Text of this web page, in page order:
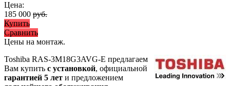
Цена:
185 000 руб.
Купить
Сравнить
Цены на монтаж.
Toshiba RAS-3M18G3AVG-E предлагаем
Вам купить с установкой, официальной
гарантией 5 лет и предложением